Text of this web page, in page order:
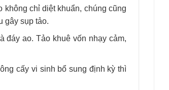
không chỉ diệt khuẩn, chúng cũng
gây sụp tảo.
đáy ao. Tảo khuê vốn nhạy cảm,
cấy vi sinh bổ sung định kỳ thì